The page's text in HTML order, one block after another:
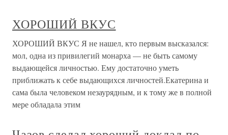
ХОРОШИЙ ВКУС
ХОРОШИЙ ВКУС Я не нашел, кто первым высказался:
мол, одна из привилегий монарха — не быть самому
выдающейся личностью. Ему достаточно уметь
приближать к себе выдающихся личностей.Екатерина и
сама была человеком незаурядным, и к тому же в полной
мере обладала этим